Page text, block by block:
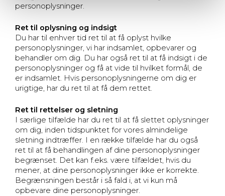
personoplysninger.
Ret til oplysning og indsigt
Du har til enhver tid ret til at få oplyst hvilke
personoplysninger, vi har indsamlet, opbevarer og
behandler om dig. Du har også ret til at få indsigt i de
personoplysninger og få at vide til hvilket formål, de
er indsamlet. Hvis personoplysningerne om dig er
urigtige, har du ret til at få dem rettet.
Ret til rettelser og sletning
I særlige tilfælde har du ret til at få slettet oplysninger
om dig, inden tidspunktet for vores almindelige
sletning indtræffer. I en række tilfælde har du også
ret til at få behandlingen af dine personoplysninger
begrænset. Det kan f.eks. være tilfældet, hvis du
mener, at dine personoplysninger ikke er korrekte.
Begrænsningen består i så fald i, at vi kun må
opbevare dine personoplysninger.